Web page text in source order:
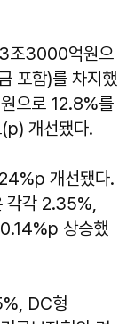
조3000억원으
포함)를 차지했
으로 12.8%를
개선됐다.
개선됐다.
각각 2.35%,
상승했
DC형